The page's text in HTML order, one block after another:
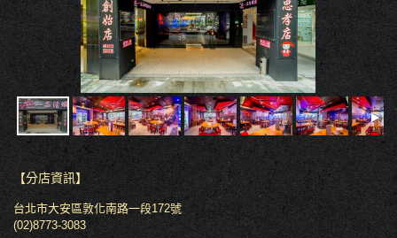
【分店資訊】
台北市大安區敦化南路一段172號
(02)8773-3083